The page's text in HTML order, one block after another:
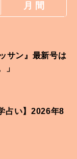
月 間
サン』最新号は
」
占い】2026年8